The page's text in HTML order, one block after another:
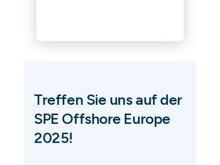
Treffen Sie uns auf der
SPE Offshore Europe
2025!